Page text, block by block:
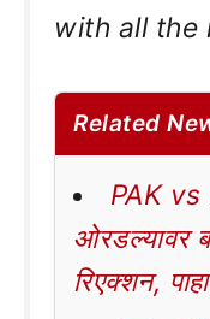
with all the
Related
PAK vs
ओरडल्यावर
रिएक्शन,